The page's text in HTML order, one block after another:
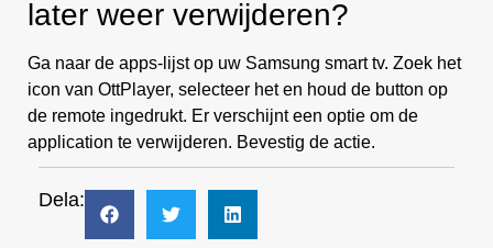
later weer verwijderen?
Ga naar de apps-lijst op uw Samsung smart tv. Zoek het
icon van OttPlayer, selecteer het en houd de button op
de remote ingedrukt. Er verschijnt een optie om de
application te verwijderen. Bevestig de actie.
Dela: